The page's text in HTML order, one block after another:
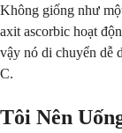
Không giống như
axit ascorbic hoạt
vậy nó di chuyển dễ
C.
Tôi Nên